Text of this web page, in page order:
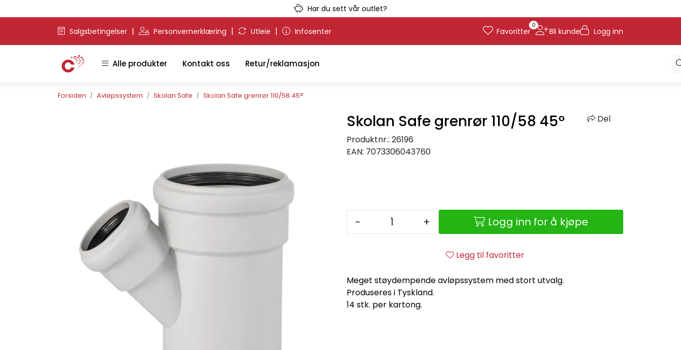
Har du sett vår outlet?
Salgsbetingelser | Personvernerklæring | Utleie | Infosenter
0
Favoritter Bli kunde Logg inn
Alle produkter Kontakt oss Retur/reklamasjon
Forsiden Avløpssystem Skolan Safe Skolan Safe grenrør 110/58 45°
Skolan Safe grenrør 110/58 45°
Produktnr.: 26196
EAN: 7073306043760
Del
- + Logg inn for å kjøpe
Legg til favoritter
Meget støydempende avløpssystem med stort utvalg.
Produseres i Tyskland.
14 stk. per kartong.